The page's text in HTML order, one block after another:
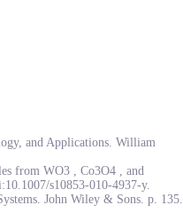
and Applications. William
from WO3 , Co3O4 , and
s10853-010-4937-y.
John Wiley & Sons. p. 135.